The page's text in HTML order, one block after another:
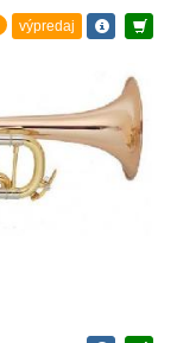
výpredaj